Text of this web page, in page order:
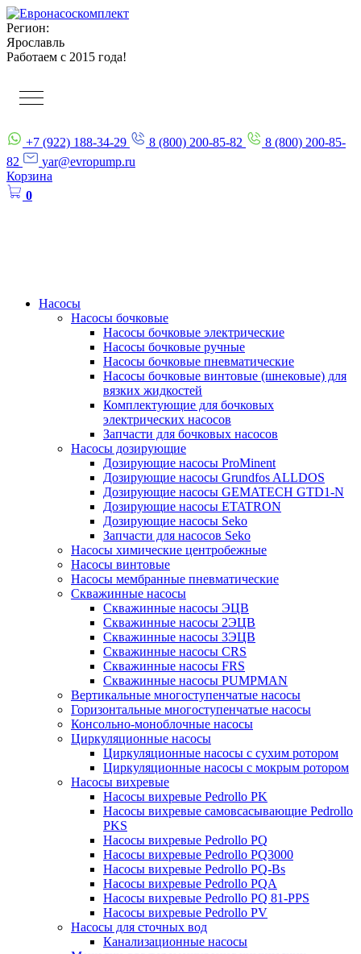
Регион:
Ярославль
Работаем с 2015 года!
+7 (922) 188-34-29 8 (800) 200-85-82
8 (800) 200-85-
82
yar@evropump.ru
Корзина
0
Насосы
Насосы бочковые
Насосы бочковые электрические
Насосы бочковые ручные
Насосы бочковые пневматические
Насосы бочковые винтовые (шнековые) для
вязких жидкостей
Комплектующие для бочковых
электрических насосов
Запчасти для бочковых насосов
Насосы дозирующие
Дозирующие насосы ProMinent
Дозирующие насосы Grundfos ALLDOS
Дозирующие насосы GEMATECH GTD1-N
Дозирующие насосы ETATRON
Дозирующие насосы Seko
Запчасти для насосов Seko
Насосы химические центробежные
Насосы винтовые
Насосы мембранные пневматические
Скважинные насосы
Скважинные насосы ЭЦВ
Скважинные насосы 2ЭЦВ
Скважинные насосы 3ЭЦВ
Скважинные насосы CRS
Скважинные насосы FRS
Скважинные насосы PUMPMAN
Вертикальные многоступенчатые насосы
Горизонтальные многоступенчатые насосы
Консольно-моноблочные насосы
Циркуляционные насосы
Циркуляционные насосы с сухим ротором
Циркуляционные насосы с мокрым ротором
Насосы вихревые
Насосы вихревые Pedrollo PK
Насосы вихревые самовсасывающие Pedrollo
PKS
Насосы вихревые Pedrollo PQ
Насосы вихревые Pedrollo PQ3000
Насосы вихревые Pedrollo PQ-Bs
Насосы вихревые Pedrollo PQA
Насосы вихревые Pedrollo PQ 81-PPS
Насосы вихревые Pedrollo PV
Насосы для сточных вод
Канализационные насосы